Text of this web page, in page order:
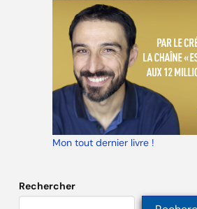
Mon tout dernier livre !
Rechercher